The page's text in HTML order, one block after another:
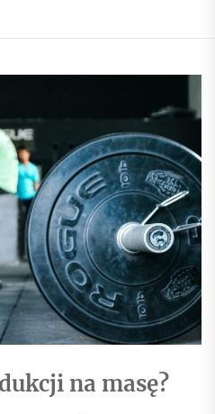
na masę?